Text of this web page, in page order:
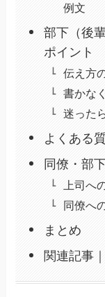
例文
部下（後
ポイント
伝え方
書かな
迷った
よくある
同僚・部
上司へ
同僚へ
まとめ
関連記事